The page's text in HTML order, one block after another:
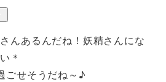
んあるんだね！妖精さんにな
＊
ごせそうだね～♪